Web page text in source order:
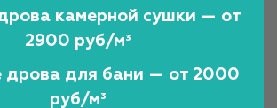
камерной сушки — от
2900 руб/м³
дрова для бани — от 2000
руб/м³